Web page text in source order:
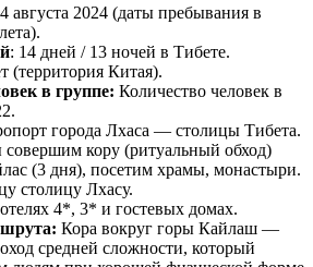
августа 2024 (даты пребывания в
: 14 дней / 13 ночей в Тибете.
(территория Китая).
в группе: Количество человек в
города Лхаса — столицы Тибета.
кору (ритуальный обход)
(3 дня), посетим храмы, монастыри.
столицу Лхасу.
4*, 3* и гостевых домах.
Кора вокруг горы Кайлаш —
средней сложности, который